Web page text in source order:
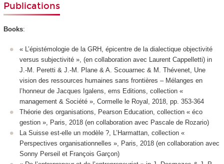
Publications
Books:
« L’épistémologie de la GRH, épicentre de la dialectique objectivité
versus subjectivité », (en collaboration avec Laurent Cappelletti) in
J.-M. Peretti & J.-M. Plane & A. Scouarnec & M. Thévenet, Une
vision des ressources humaines sans frontières – Mélanges en
l’honneur de Jacques Igalens, ems Editions, collection «
management & Société », Cormelle le Royal, 2018, pp. 353-364
Théorie des organisations, Pearson Education, collection « éco
gestion », Paris, 2018 (en collaboration avec Pascale de Rozario)
La Suisse est-elle un modèle ?, L’Harmattan, collection «
Perspectives organisationnelles », Paris, 2018 (en collaboration avec
Sonny Perseil et François Garçon)